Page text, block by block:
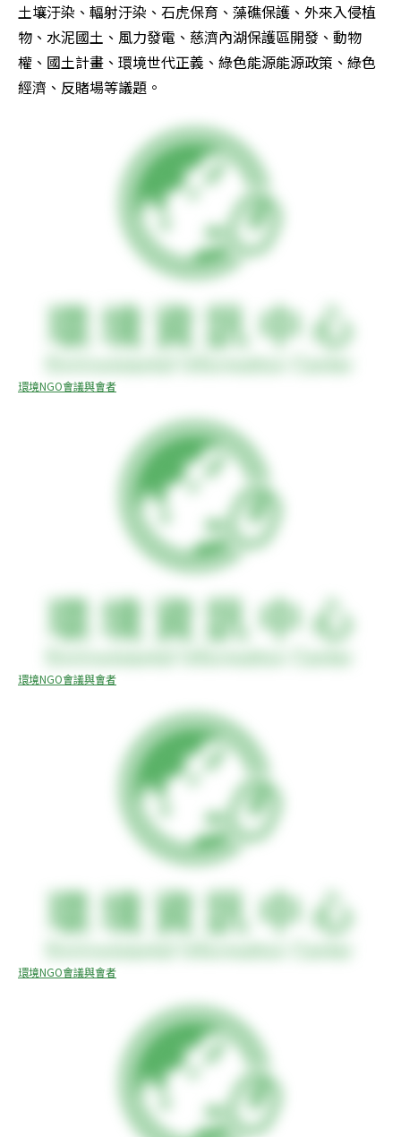
土壤汙染、輻射汙染、石虎保育、藻礁保護、外來入侵植
物、水泥國土、風力發電、慈濟內湖保護區開發、動物
權、國土計畫、環境世代正義、綠色能源能源政策、綠色
經濟、反賭場等議題。
環境NGO會議與會者
環境NGO會議與會者
環境NGO會議與會者